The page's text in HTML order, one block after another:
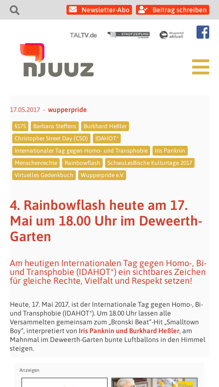
Newsletter-Abo Beitrag schreiben
17.05.2017 wupperpride
§175 Barbara Steffens
Burkhard Heßler
Christopher Street Day (CSD)
IDAHOT*
Internationaler Tag gegen Homo- und Transphobie
Iris Panknin
Menschenrechte
Rainbowflash
SchwuLesBische Kulturtage 2017
Virtuelles Gedenkbuch
Wupperpride e.V.
4. Rainbowflash heute am 17.
Mai um 18.00 Uhr im Deweerth-
Garten
Am heutigen Internationalen Tag gegen Homo-, Bi-
und Transphobie (IDAHOT*) ein sichtbares Zeichen
für gleiche Rechte, Vielfalt und Respekt setzen!
Heute, 17. Mai 2017, ist der Internationale Tag gegen Homo-, Bi-
und Transphobie (IDAHOT*). Um 18.00 Uhr lassen alle
Versammelten gemeinsam zum „Bronski Beat“-Hit „Smalltown
Boy“, interpretiert von Iris Panknin und Burkhard Heßler, am
Mahnmal im Deweerth-Garten bunte Luftballons in den Himmel
steigen.